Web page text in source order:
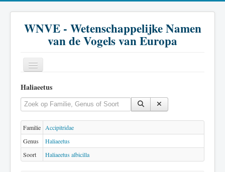
WNVE - Wetenschappelijke Namen
van de Vogels van Europa
Home
Inleiding
Soort
Genus
Familie
Haliaeetus
Vul een deel van de titel in
Familie
Accipitridae
Genus
Haliaeetus
Soort
Haliaeetus albicilla